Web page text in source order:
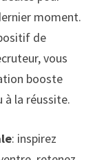
moment.
de
vous
booste
la réussite.
: inspirez